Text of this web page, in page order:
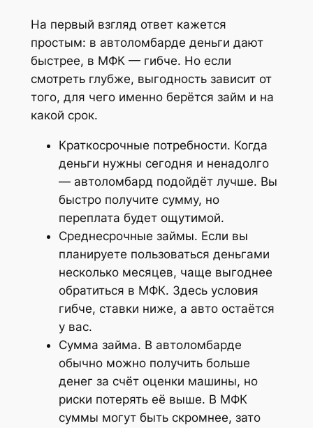
На первый взгляд ответ кажется
простым: в автоломбарде деньги дают
быстрее, в МФК — гибче. Но если
смотреть глубже, выгодность зависит от
того, для чего именно берётся займ и на
какой срок.
Краткосрочные потребности. Когда
деньги нужны сегодня и ненадолго
— автоломбард подойдёт лучше. Вы
быстро получите сумму, но
переплата будет ощутимой.
Среднесрочные займы. Если вы
планируете пользоваться деньгами
несколько месяцев, чаще выгоднее
обратиться в МФК. Здесь условия
гибче, ставки ниже, а авто остаётся
у вас.
Сумма займа. В автоломбарде
обычно можно получить больше
денег за счёт оценки машины, но
риски потерять её выше. В МФК
суммы могут быть скромнее, зато